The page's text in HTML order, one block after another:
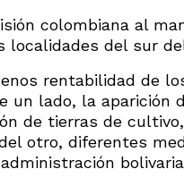
colombiana al
del sur
rentabilidad de
un lado, la aparición
de tierras de
otro, diferentes